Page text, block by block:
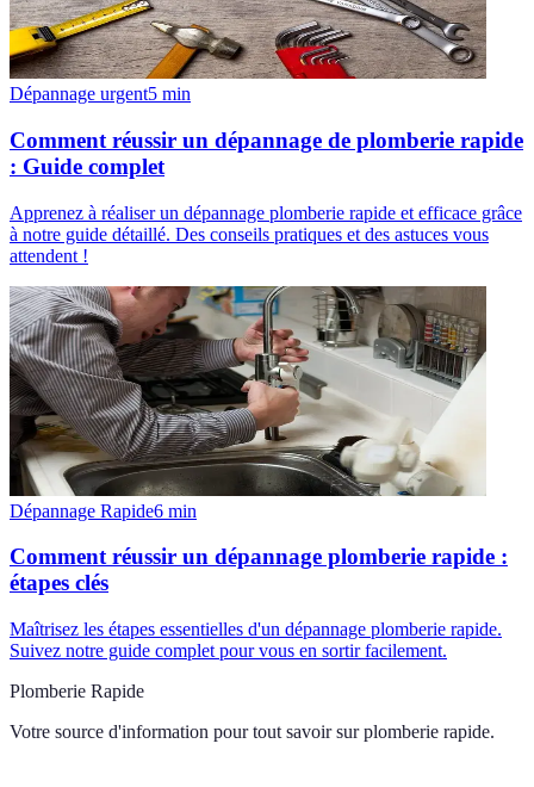
Dépannage urgent5 min
Comment réussir un dépannage de plomberie rapide
: Guide complet
Apprenez à réaliser un dépannage plomberie rapide et efficace grâce
à notre guide détaillé. Des conseils pratiques et des astuces vous
attendent !
Dépannage Rapide6 min
Comment réussir un dépannage plomberie rapide :
étapes clés
Maîtrisez les étapes essentielles d'un dépannage plomberie rapide.
Suivez notre guide complet pour vous en sortir facilement.
Plomberie Rapide
Votre source d'information pour tout savoir sur plomberie rapide.